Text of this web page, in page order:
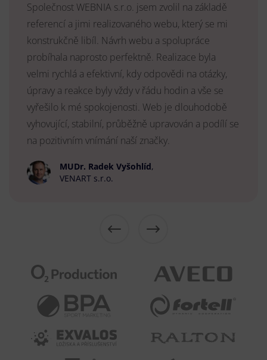
Společnost WEBNIA s.r.o. jsem zvolil na základě
referencí a jimi realizovaného webu, který se mi
konstrukčně libíl. Návrh webu a spolupráce
probíhala naprosto perfektně. Realizace byla
velmi rychlá a efektivní, kdy odpovědi na otázky,
úpravy a reakce byly vždy v řádu hodin a vše se
vyřešilo k mé spokojenosti. Web je dlouhodobě
vyhovující, stabilní, průběžně upravován a podílí se
na pozitivním vnímání naší značky.
MUDr. Radek Vyšohlíd,
VENART s.r.o.